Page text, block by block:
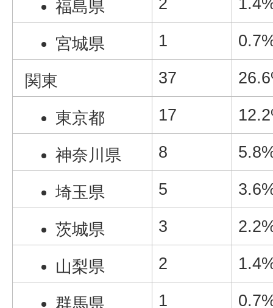
福島県
宮城県 1
関東 37
東京都 17
神奈川県 8
埼玉県 5
茨城県 3
山梨県 2
群馬県 1